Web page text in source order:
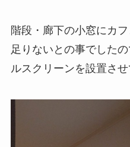
階段・廊下の小窓にカ
足りないとの事でした
ルスクリーンを設置させ